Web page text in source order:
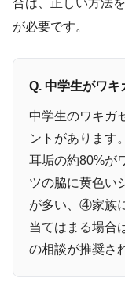
が必要です。
Q. 中学生がワキ
中学生のワキガ
ントがあります
耳垢の約80%が
ツの脇に黄色い
が多い、④家族
当てはまる場合
の相談が推奨さ